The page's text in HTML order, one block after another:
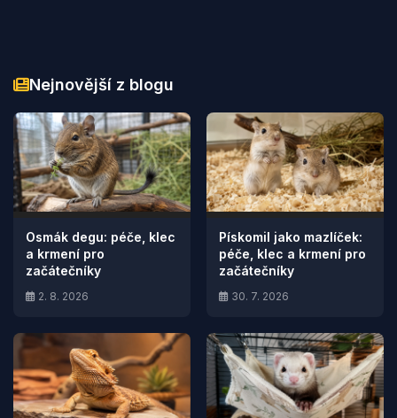
Nejnovější z blogu
Osmák degu: péče, klec
a krmení pro
začátečníky
2. 8. 2026
Pískomil jako mazlíček:
péče, klec a krmení pro
začátečníky
30. 7. 2026